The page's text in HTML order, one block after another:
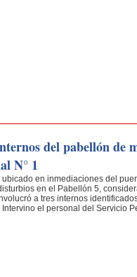
del pabellón de
N° 1
ubicado en inmediaciones del
en el Pabellón 5,
a tres internos
Intervino el personal del Servicio